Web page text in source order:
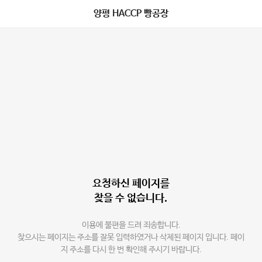
양평 HACCP 빵공장
요청하신 페이지를
찾을 수 없습니다.
이용에 불편을 드려 죄송합니다.
찾으시는 페이지는 주소를 잘못 입력하였거나 삭제된 페이지 입니다. 페이
지 주소를 다시 한 번 확인해 주시기 바랍니다.